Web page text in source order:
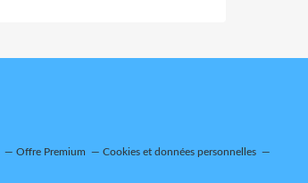
Offre Premium Cookies et données personnelles